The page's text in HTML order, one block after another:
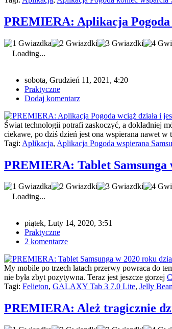
PREMIERA: Aplikacja
Loading...
sobota, Grudzień 11, 2021, 4:20
Praktyczne
Dodaj komentarz
Świat technologii potrafi zaskoczyć, a dokładniej
ciekawe, po dziś dzień jest ona wspierana nawet w
Tagi: Aplikacja, Aplikacja Pogoda wspierana
PREMIERA: Tablet Samsunga
Loading...
piątek, Luty 14, 2020, 3:51
Praktyczne
2 komentarze
My mobile po trzech latach przerwy powraca do
nie była zbyt pozytywna. Teraz jest jeszcze gorzej
Tagi: Felieton, GALAXY Tab 3 7.0 Lite, Jelly
PREMIERA: Ależ tragicznie